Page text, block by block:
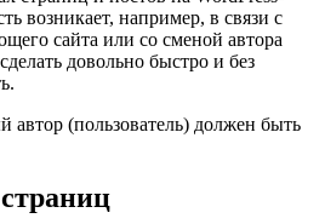
возникает, например, в связи с
сайта или со сменой автора
довольно быстро и без
автор (пользователь) должен быть